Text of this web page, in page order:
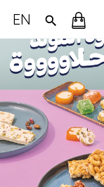
EN